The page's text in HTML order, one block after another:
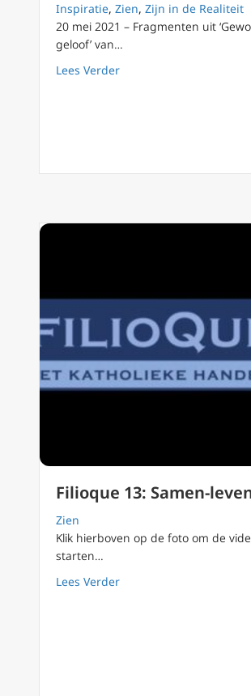
Inspiratie, Zien, Zijn in de Realiteit
20 mei 2021 – Fragmenten uit
geloof’ van…
Lees Verderabout Gewoon over
Filioque 13: Samen-
Zien
Klik hierboven op de foto om de
starten…
Lees Verderabout Filioque 13: